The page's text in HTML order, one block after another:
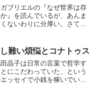
ブリエルの『なぜ世界は存
』を読んでいるが、あんま
ないわりに分厚い。さて、
ね。って話を過去の哲学を
で延々と説明...
難い煩悩とコナトゥス
晶子は日常の言葉で哲学す
にこだわっていた、という
ッセイで小銭を稼いでいた